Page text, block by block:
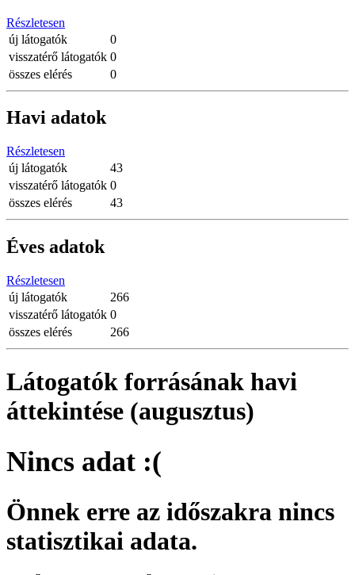
Részletesen
új látogatók
0
visszatérő látogatók 0
összes elérés
0
Havi adatok
Részletesen
új látogatók
43
visszatérő látogatók 0
összes elérés
43
Éves adatok
Részletesen
új látogatók
266
visszatérő látogatók 0
összes elérés
266
Látogatók forrásának havi
áttekintése (augusztus)
Nincs adat :(
Önnek erre az időszakra nincs
statisztikai adata.